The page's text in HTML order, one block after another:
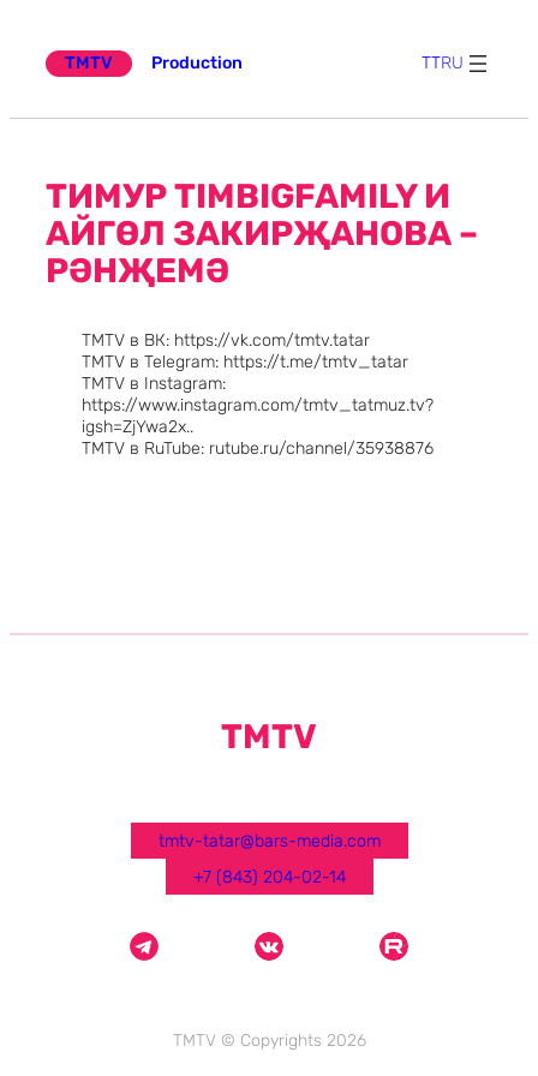
TMTV
Production TTRU
ТИМУР TIMBIGFAMILY И
АЙГӨЛ ЗАКИРҖАНОВА –
РӘНҖЕМӘ
TMTV в ВК: https://vk.com/tmtv.tatar
TMTV в Telegram: https://t.me/tmtv_tatar
TMTV в Instagram:
https://www.instagram.com/tmtv_tatmuz.tv?
igsh=ZjYwa2x..
TMTV в RuTube: rutube.ru/channel/35938876
TMTV
tmtv-tatar@bars-media.com
+7 (843) 204-02-14
TMTV © Copyrights 2026